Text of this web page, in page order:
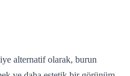
alternatif olarak, burun